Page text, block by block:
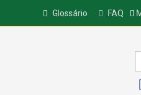
Glossário FAQ